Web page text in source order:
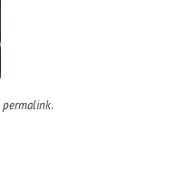
permalink.